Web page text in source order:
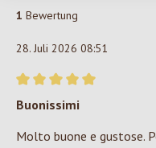
1 Bewertung
28. Juli 2026 08:51
Bewertung mit 5 von 5
Buonissimi
Molto buone e gustose.